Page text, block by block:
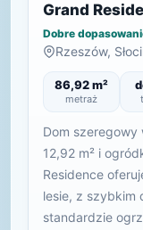
Grand
Dobre
Rzeszów,
86,92 m²
metraż
Dom szeregowy
12,92 m² i
Residence
lesie, z szybkim
standardzie